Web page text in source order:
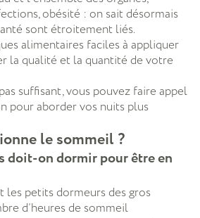
obésité : on sait désormais
sont étroitement liés.
alimentaires faciles à appliquer
la qualité et la quantité de votre
suffisant, vous pouvez faire appel
pour aborder vos nuits plus
le sommeil ?
doit-on dormir pour être en
les petits dormeurs des gros
d’heures de sommeil